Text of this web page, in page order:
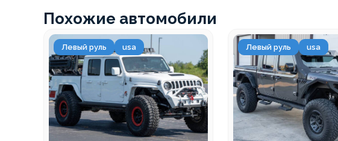
Похожие автомобили
Левый руль usa Левый руль usa